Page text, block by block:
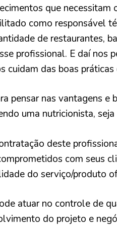
que necessitam
como responsável
de restaurantes,
profissional. E daí nos
cuidam das boas práticas
pensar nas vantagens e
uma nutricionista,
deste
com seus
do serviço/produto
atuar no controle de
do projeto e